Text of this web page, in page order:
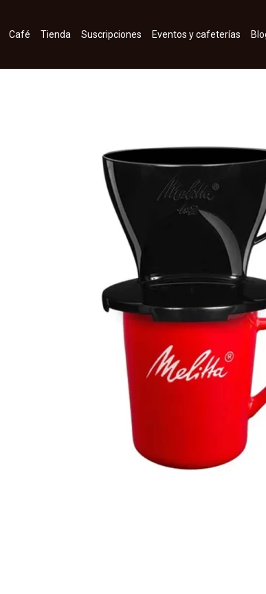
Café Tienda Suscripciones Eventos y cafeterías